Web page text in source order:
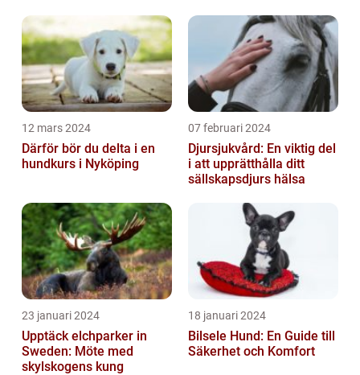
12 mars 2024
Därför bör du delta i en
hundkurs i Nyköping
07 februari 2024
Djursjukvård: En viktig del
i att upprätthålla ditt
sällskapsdjurs hälsa
23 januari 2024
Upptäck elchparker in
Sweden: Möte med
skylskogens kung
18 januari 2024
Bilsele Hund: En Guide till
Säkerhet och Komfort